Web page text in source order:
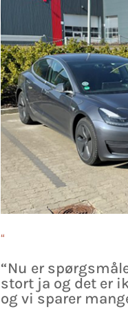
“
“Nu er
stort ja og det er
og vi sparer